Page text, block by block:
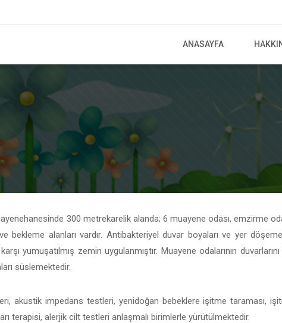
ANASAYFA
300 metrekarelik alanda; 6 muayene odası, emzirme
bekleme alanları vardır. Antibakteriyel duvar boyaları ve yer
yumuşatılmış zemin uygulanmıştır. Muayene odalarının
süslemektedir.
akustik impedans testleri, yenidoğan bebeklere işitme taraması,
terapisi, alerjik cilt testleri anlaşmalı birimlerle yürütülmektedir.